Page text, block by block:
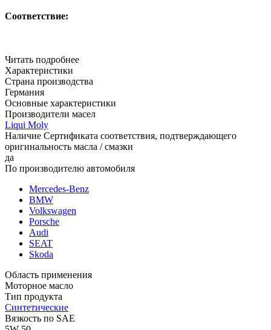
Соответствие:
Читать подробнее
Характеристики
Страна производства
Германия
Основные характеристики
Производители масел
Liqui Moly
Наличие Сертификата соответствия, подтверждающего
оригинальность масла / смазки
да
По производителю автомобиля
Mercedes-Benz
BMW
Volkswagen
Porsche
Audi
SEAT
Skoda
Область применения
Моторное масло
Тип продукта
Синтетические
Вязкость по SAE